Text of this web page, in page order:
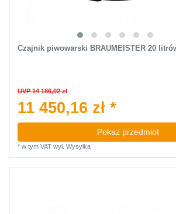
Czajnik piwowarski BRAUMEISTER 20
UVP 14 186,02 zł
11 450,16 zł *
Pokaz przedmiot
* w tym VATwyl. Wysylka